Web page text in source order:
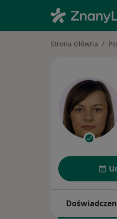
Strona Główna